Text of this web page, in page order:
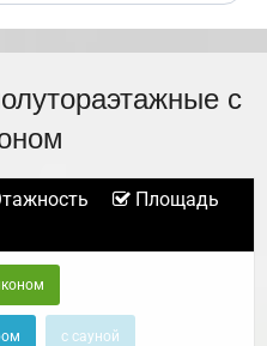
с
Площадь
с сауной